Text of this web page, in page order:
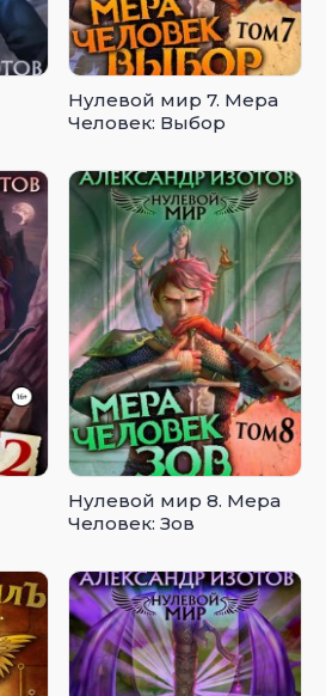
Нулевой мир 7. Мера
Человек: Выбор
Нулевой мир 8. Мера
Человек: Зов